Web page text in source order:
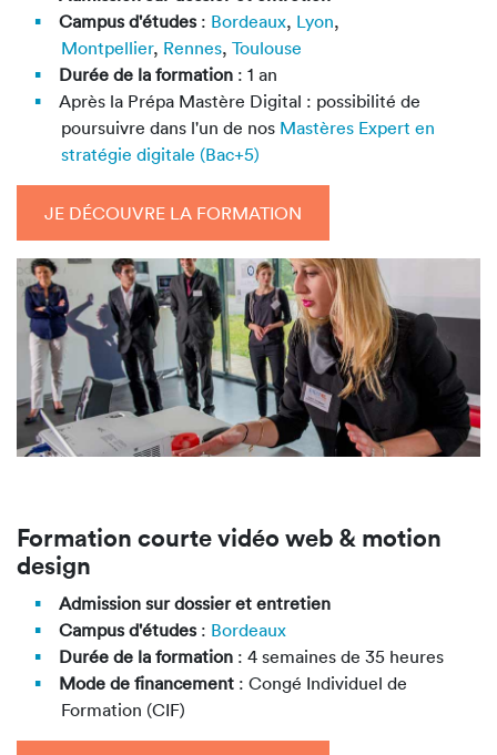
Campus d'études: Bordeaux, Lyon,
Montpellier, Rennes, Toulouse
Durée de la formation : 1 an
Après la Prépa Mastère Digital : possibilité de
poursuivre dans l'un de nos Mastères Expert en
stratégie digitale (Bac+5)
JE DÉCOUVRE LA FORMATION
Formation courte vidéo web & motion
design
Admission sur dossier et entretien
Campus d'études: Bordeaux
Durée de la formation : 4 semaines de 35 heures
Mode de financement : Congé Individuel de
Formation (CIF)